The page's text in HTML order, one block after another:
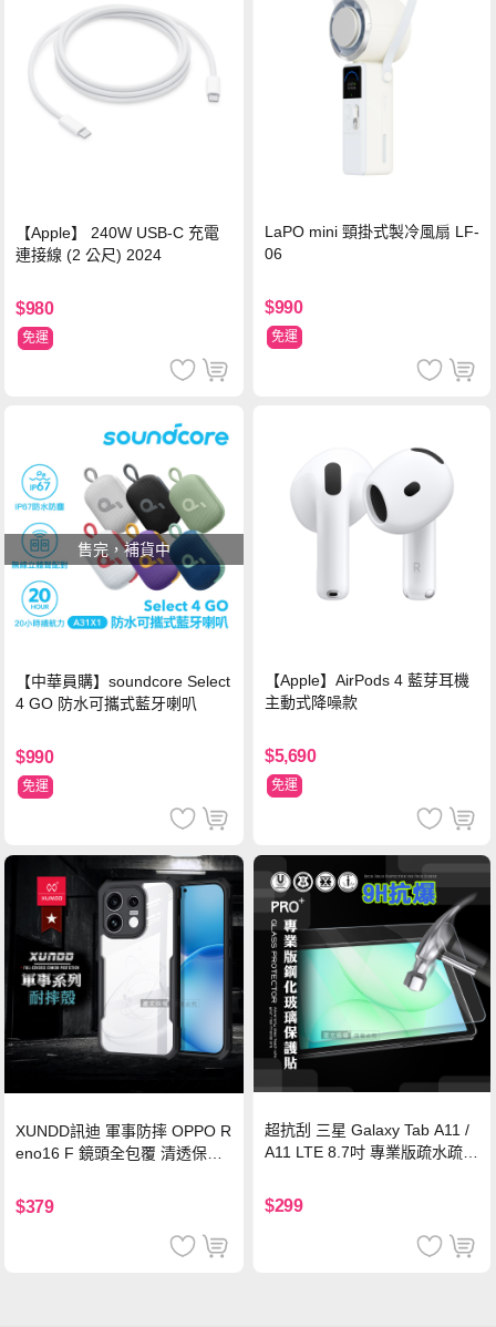
【Apple】 240W USB-C 充電
連接線 (2 公尺) 2024
$980
免運
LaPO mini 頸掛式製冷風扇 LF-
06
$990
免運
售完，補貨中
【中華員購】soundcore Select
4 GO 防水可攜式藍牙喇叭
$990
免運
【Apple】AirPods 4 藍芽耳機
主動式降噪款
$5,690
免運
XUNDD訊迪 軍事防摔 OPPO R
eno16 F 鏡頭全包覆 清透保護
$379
超抗刮 三星 Galaxy Tab A11 /
A11 LTE 8.7吋 專業版疏水疏油
$299